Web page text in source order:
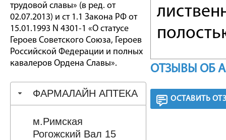
трудовой славы» (в ред. от
02.07.2013) и ст 1.1 Закона РФ от
15.01.1993 N 4301-1 «О статусе
Героев Советского Союза, Героев
Российской Федерации и полных
кавалеров Ордена Славы».
ФАРМАЛАЙН АПТЕКА
м.Римская
Рогожский Вал 15
ОТЗЫВЫ ОБ
ОСТАВИТЬ